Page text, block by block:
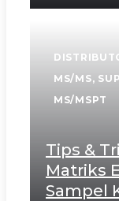
MS/MS,
MS/MSPT
Tips &
Matriks
Sampel